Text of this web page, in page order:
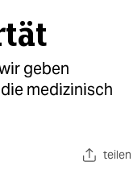
geben
medizinisch
teilen